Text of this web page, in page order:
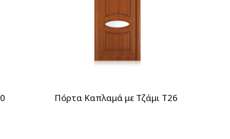
Πόρτα Καπλαμά με Τζάμι T26